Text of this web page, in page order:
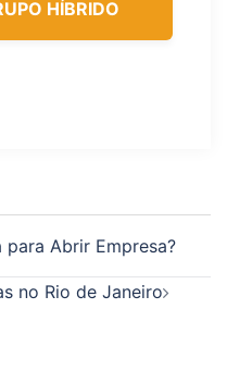
HÍBRIDO
Abrir Empresa?
no Rio de Janeiro